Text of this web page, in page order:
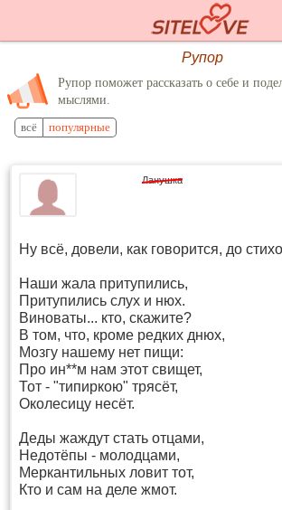
Рупор
Рупор поможет рассказать о себе и
мыслями.
всё популярные
Ланушка
Ну всё, довели, как говорится, до
Наши жала притупились,
Притупились слух и нюх.
Виноваты... кто, скажите?
В том, что, кроме редких днюх,
Мозгу нашему нет пищи:
Про ин**м нам этот свищет,
Тот - "типиркою" трясёт,
Околесицу несёт.
Деды жаждут стать отцами,
Недотёпы - молодцами,
Меркантильных ловит тот,
Кто и сам на деле жмот.